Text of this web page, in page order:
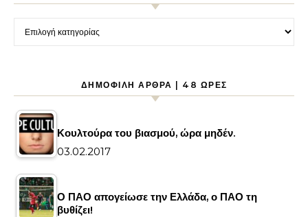
Kατηγορίες
ΔΗΜΟΦΙΛΉ ΆΡΘΡΑ | 48 ΏΡΕΣ
Κουλτούρα του βιασμού, ώρα μηδέν.
03.02.2017
Ο ΠΑΟ απογείωσε την Ελλάδα, ο ΠΑΟ τη
βυθίζει!